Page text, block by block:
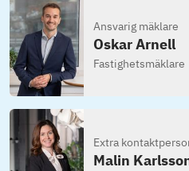
Ansvarig mäklare
Oskar Arnell
Fastighetsmäklare
Extra
Malin